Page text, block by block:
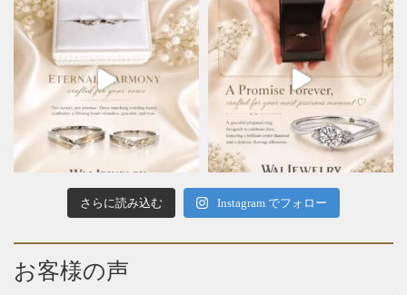
さらに読み込む Instagram でフォロー
お客様の声